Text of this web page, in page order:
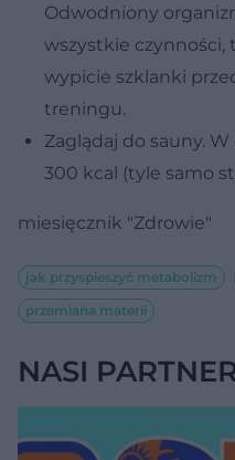
Odwodniony
wszystkie czynności,
wypicie szklanki
treningu.
Zaglądaj do sauny.
300 kcal (tyle samo
miesięcznik "Zdrowie"
jak przyspieszyć metabolizm
przemiana materii
NASI